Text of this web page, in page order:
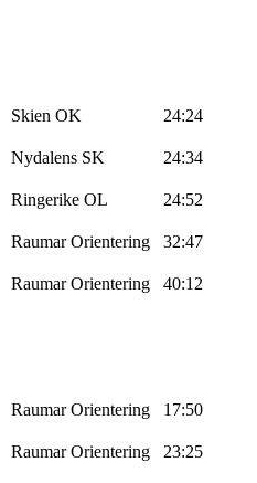
Skien OK 24:24
Nydalens SK 24:34
Ringerike OL 24:52
RaumarOrientering 32:47
RaumarOrientering 40:12
RaumarOrientering 17:50
RaumarOrientering 23:25